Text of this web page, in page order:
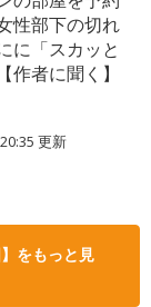
性部下の切れ
に「スカッと
作者に聞く】
更新
をもっと見